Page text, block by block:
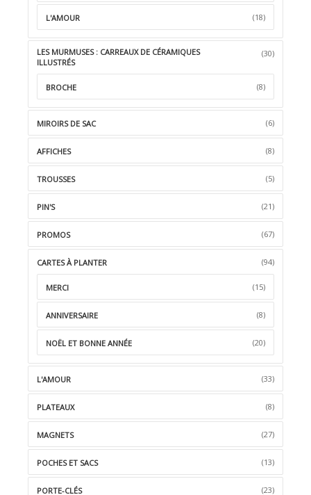
L'AMOUR (18)
LES MURMUSES : CARREAUX DE CÉRAMIQUES
ILLUSTRÉS
(30)
BROCHE (8)
MIROIRS DE SAC (6)
AFFICHES (8)
TROUSSES (5)
PIN'S (21)
PROMOS (67)
CARTES À PLANTER (94)
MERCI (15)
ANNIVERSAIRE (8)
NOËL ET BONNE ANNÉE (20)
L'AMOUR (33)
PLATEAUX (8)
MAGNETS (27)
POCHES ET SACS (13)
PORTE-CLÉS (23)